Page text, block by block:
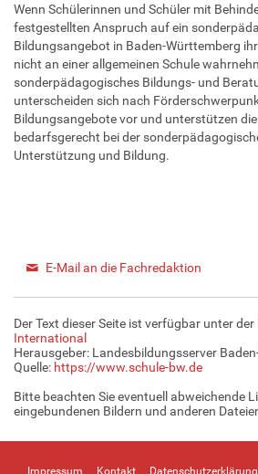
Wenn Schülerinnen und Schüler mit
festgestellten Anspruch auf ein
Bildungsangebot in Baden-Württemberg
nicht an einer allgemeinen Schule
sonderpädagogisches Bildungs- und
unterscheiden sich nach
Bildungsangebote vor und unterstützen
bedarfsgerecht bei der
Unterstützung und Bildung.
E-Mail an die Fachredaktion
Der Text dieser Seite ist verfügbar unter der
International
Herausgeber: Landesbildungsserver
Quelle: https://www.schule-bw.de
Bitte beachten Sie eventuell abweichende
eingebundenen Bildern und anderen
Impressum Kontakt Datenschutzerklärung